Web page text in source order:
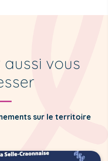
vous
sur le territoire